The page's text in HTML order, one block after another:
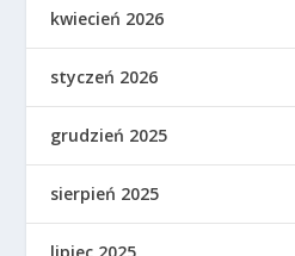
kwiecień 2026
styczeń 2026
grudzień 2025
sierpień 2025